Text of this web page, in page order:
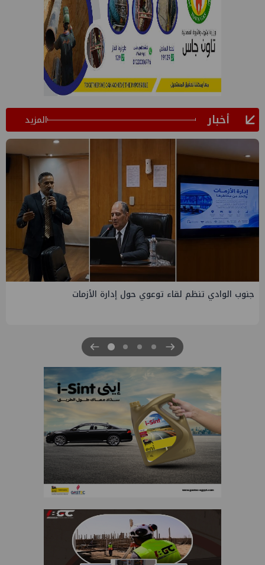
أخبار المزيد
التخطيط والبترول يبحثان جهود تحقيق أمن الطاقة ضمن خطة